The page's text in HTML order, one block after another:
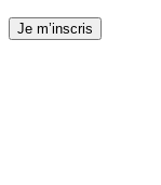
Je m’inscris